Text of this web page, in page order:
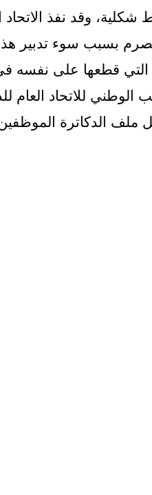
وقد نفذ الاتحاد
بسبب سوء تدبير
التي قطعها على
الوطني للاتحاد
ملف الدكاترة